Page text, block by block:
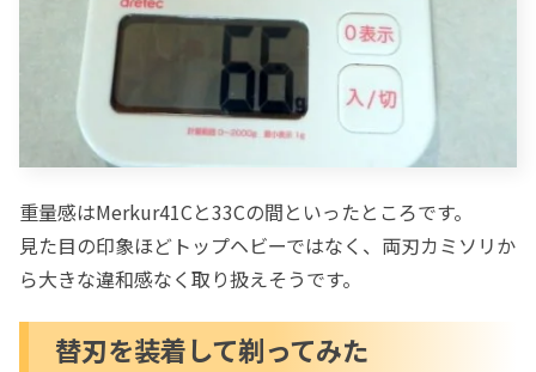
重量感はMerkur41Cと33Cの間といったところです。
見た目の印象ほどトップヘビーではなく、両刃カミソリか
ら大きな違和感なく取り扱えそうです。
替刃を装着して剃ってみた